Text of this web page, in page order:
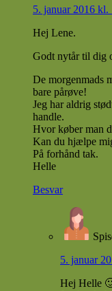
5. januar 2016 kl.
Hej Lene.
Godt nytår til dig
De morgenmads
bare pårøve!
Jeg har aldrig
handle.
Hvor køber man
Kan du hjælpe
På forhånd tak.
Helle
Besvar
5. januar
Hej Helle